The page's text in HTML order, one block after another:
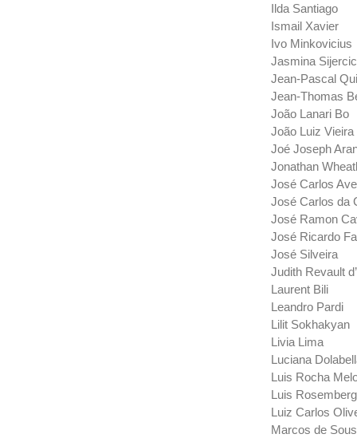
Ilda Santiago
Ismail Xavier
Ivo Minkovicius
Jasmina Sijercic
Jean-Pascal
Jean-Thomas
João Lanari Bo
João Luiz Vieira
Joé Joseph
Jonathan
José Carlos
José Carlos da
José Ramon
José Ricardo
José Silveira
Judith Revault
Laurent Bili
Leandro Pardi
Lilit Sokhakyan
Livia Lima
Luciana
Luis Rocha
Luis Rosemberg
Luiz Carlos
Marcos de